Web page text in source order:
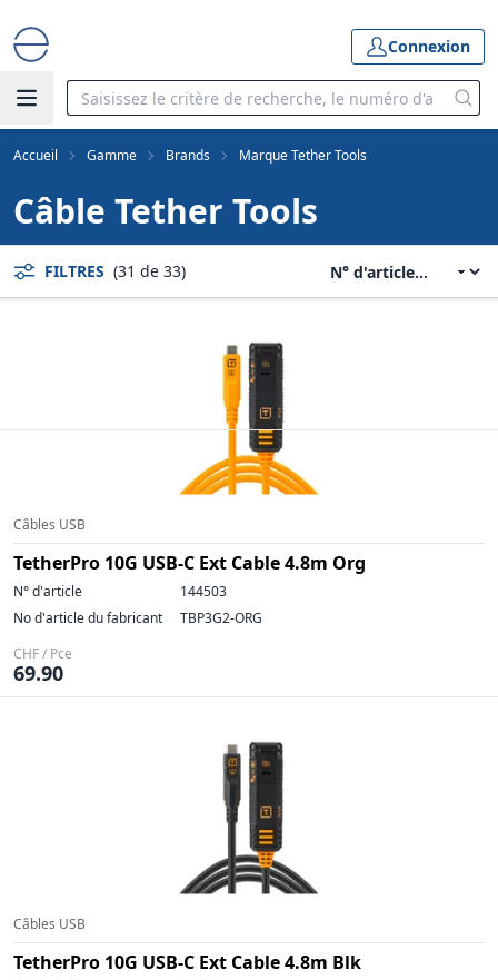
Connexion
Accueil Gamme Brands Marque Tether Tools
Câble Tether Tools
FILTRES (31 de 33)
Câbles USB
TetherPro 10G USB-C Ext Cable 4.8m Org
N° d'article
144503
No d'article du fabricant
TBP3G2-ORG
CHF / Pce
69.90
Câbles USB
TetherPro 10G USB-C Ext Cable 4.8m Blk